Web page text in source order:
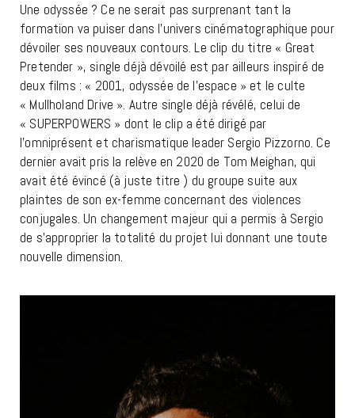
Une odyssée ? Ce ne serait pas surprenant tant la
formation va puiser dans l’univers cinématographique pour
dévoiler ses nouveaux contours. Le clip du titre « Great
Pretender », single déjà dévoilé est par ailleurs inspiré de
deux films : « 2001, odyssée de l’espace » et le culte
« Mullholand Drive ». Autre single déjà révélé, celui de
« SUPERPOWERS » dont le clip a été dirigé par
l’omniprésent et charismatique leader Sergio Pizzorno. Ce
dernier avait pris la relève en 2020 de Tom Meighan, qui
avait été évincé (à juste titre ) du groupe suite aux
plaintes de son ex-femme concernant des violences
conjugales. Un changement majeur qui a permis à Sergio
de s’approprier la totalité du projet lui donnant une toute
nouvelle dimension.